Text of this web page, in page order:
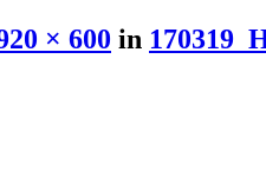
× 600 in